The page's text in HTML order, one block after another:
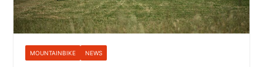
MOUNTAINBIKE NEWS